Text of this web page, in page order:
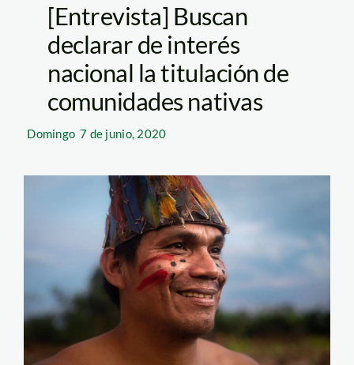
[Entrevista] Buscan
declarar de interés
nacional la titulación de
comunidades nativas
Domingo 7 de junio, 2020